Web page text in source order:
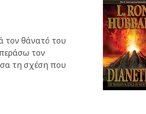
τον θάνατό του
τον
τη σχέση που